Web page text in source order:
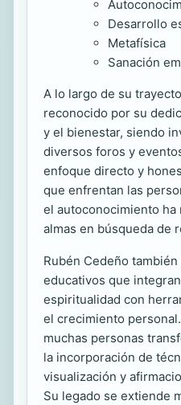
Desarrollo
Metafísica
Sanación
A lo largo de su
reconocido por su
y el bienestar, siendo
diversos foros y
enfoque directo y
que enfrentan las
el autoconocimiento ha
almas en búsqueda de
Rubén Cedeño
educativos que
espiritualidad con
el crecimiento
muchas personas
la incorporación de
visualización y
Su legado se extiende